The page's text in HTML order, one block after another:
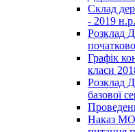
Склад
- 2019 н.р.
Розклад
Графік
класи
Розклад
базової
Наказ